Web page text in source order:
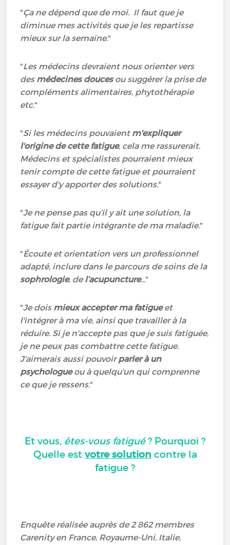
"Ça ne dépend que de moi. Il faut que je
diminue mes activités que je les repartisse
mieux sur la semaine."
"Les médecins devraient nous orienter vers
des médecines doucesou suggérer la prise de
compléments alimentaires, phytothérapie
etc."
"Si les médecins pouvaient m'expliquer
l'origine de cette fatigue, cela me rassurerait.
Médecins et spécialistes pourraient mieux
tenir compte de cette fatigue et pourraient
essayer d'y apporter des solutions."
"Je ne pense pas qu’il y ait une solution, la
fatigue fait partie intégrante de ma maladie."
"Écoute et orientation vers un professionnel
adapté, inclure dans le parcours de soins de la
sophrologie, de l’acupuncture..."
"Je dois mieux accepter ma fatigueet
l'intégrer à ma vie, ainsi que travailler à la
réduire. Si je n'accepte pas que je suis fatiguée,
je ne peux pas combattre cette fatigue.
J'aimerais aussi pouvoirparler à un
psychologueou à quelqu'un qui comprenne
ce que je ressens."
Et vous, êtes-vous fatigué? Pourquoi ?
Quelle est votre solution contre la
fatigue ?
Enquête réalisée auprès de 2 862 membres
Carenity en France, Royaume-Uni, Italie,